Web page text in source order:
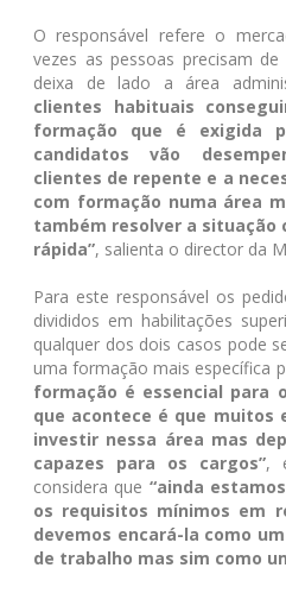
O responsável refere o
vezes as pessoas precisam
deixa de lado a área
clientes habituais
formação que é exigida
candidatos vão
clientes de repente e a
com formação numa área
também resolver a situação
rápida”, salienta o director da
Para este responsável os
divididos em habilitações
qualquer dos dois casos pode
uma formação mais específica
formação é essencial para
que acontece é que muitos
investir nessa área mas
capazes para os cargos”,
considera que “ainda
os requisitos mínimos em
devemos encará-la como
de trabalho mas sim como